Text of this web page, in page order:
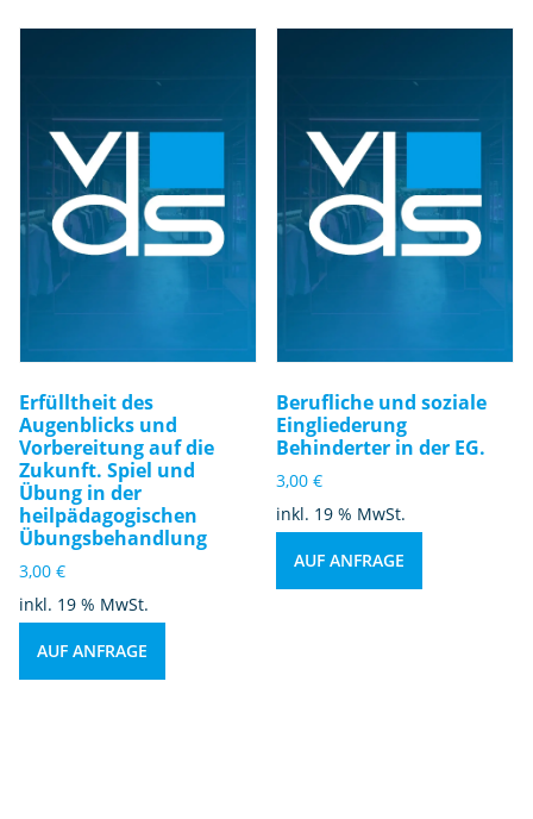
Erfülltheit des
Augenblicks und
Vorbereitung auf die
Zukunft. Spiel und
Übung in der
heilpädagogischen
Übungsbehandlung
3,00 €
inkl. 19 % MwSt.
AUF ANFRAGE
Berufliche und soziale
Eingliederung
Behinderter in der EG.
3,00€
inkl. 19 % MwSt.
AUF ANFRAGE